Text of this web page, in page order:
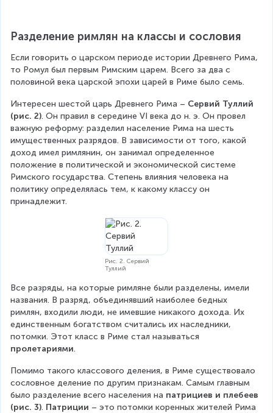
Разделение римлян на классы и сословия
Если говорить о царском периоде истории Древнего Рима,
то Ромул был первым Римским царем. Всего за два с
половиной века царской эпохи царей в Риме было семь.
Интересен шестой царь Древнего Рима – Сервий Туллий
(рис. 2). Он правил в середине VI века до н. э. Он провел
важную реформу: разделил население Рима на шесть
имущественных разрядов. В зависимости от того, какой
доход имел римлянин, он занимал определенное
положение в политической и экономической системе
Римского государства. Степень влияния человека на
политику определялась тем, к какому классу он
принадлежит.
Рис. 2. Сервий
Туллий
Все разряды, на которые римляне были разделены, имели
названия. В разряд, объединявший наиболее бедных
римлян, входили люди, не имевшие никакого дохода. Их
единственным богатством считались их наследники,
потомки. Этот класс в Риме стал называться
пролетариями.
Помимо такого классового деления, в Риме существовало
сословное деление по другим признакам. Самым главным
было разделение всего населения на патрициев и плебеев
(рис. 3). Патриции – это потомки коренных жителей Рима